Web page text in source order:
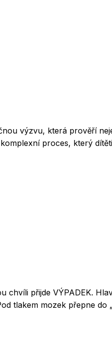
výzvu, která prověří
proces, který
přijde VÝPADEK.
tlakem mozek přepne do